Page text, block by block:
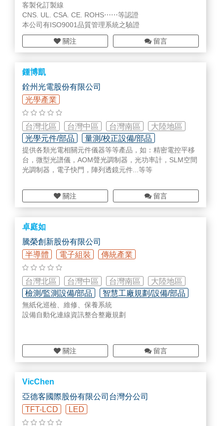
客製化訂製線
CNS. UL. CSA. CE. ROHS⋯⋯等認證
本公司有ISO9001品質管理系統之驗證
關注 留言
鍾博凱
銓州光電股份有限公司
光學產業
台灣北區 台灣中區 台灣南區
大陸地區
光學元件/部品
量測/校正設備/部品
檢測/監測設備/部品
提供各類光電相關元件儀器等等產品，如：精密電控平移
台，微型光譜儀，AOM聲光調制器，光功率計，SLM空間
光調制器，電子快門，陣列透鏡元件...等等
關注 留言
卓庭如
騰榮創新股份有限公司
半導體
電子組裝 傳統產業
台灣北區 台灣中區 台灣南區
大陸地區
檢測/監測設備/部品
智慧工廠規劃/設備/部品
軟體/系統研發設計
無紙化巡檢、維修、保養系統
設備自動化連線資訊整合整廠規劃
關注 留言
VicChen
亞德客國際股份有限公司台灣分公司
TFT-LCD
LED